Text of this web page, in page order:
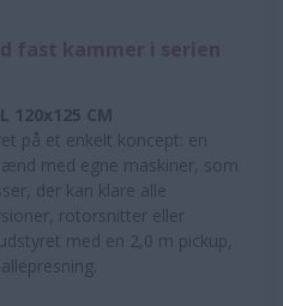
120x125 CM
på et enkelt koncept: en
med egne maskiner, som
der kan klare alle
rotorsnitter eller
med en 2,0 m pickup,